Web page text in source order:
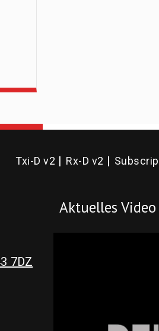
Txi-D v2 Rx-D v2
7DZ
Aktuelles